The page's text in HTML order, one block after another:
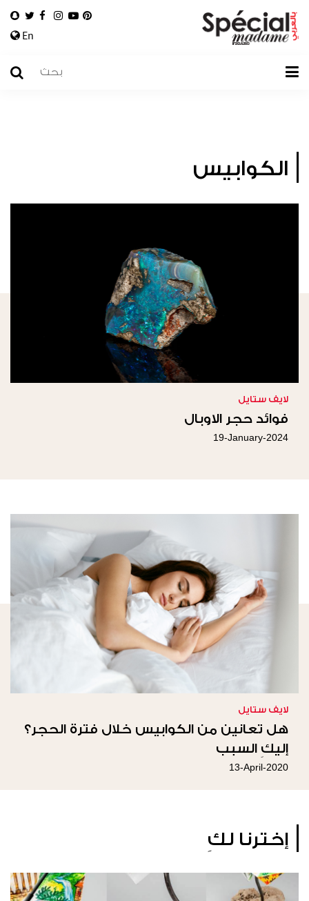
En
الكوابيس
لايف ستايل
فوائد حجر الاوبال
19-January-2024
لايف ستايل
هل تعانين من الكوابيس خلال فترة الحجر؟
إليكِ السبب
13-April-2020
إخترنا لكِ